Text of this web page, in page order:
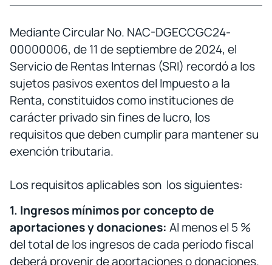
Mediante Circular No. NAC-DGECCGC24-
00000006, de 11 de septiembre de 2024, el
Servicio de Rentas Internas (SRI) recordó a los
sujetos pasivos exentos del Impuesto a la
Renta, constituidos como instituciones de
carácter privado sin fines de lucro, los
requisitos que deben cumplir para mantener su
exención tributaria.
Los requisitos aplicables son los siguientes:
1. Ingresos mínimos por concepto de
aportaciones y donaciones: Al menos el 5 %
del total de los ingresos de cada período fiscal
deberá provenir de aportaciones o donaciones.